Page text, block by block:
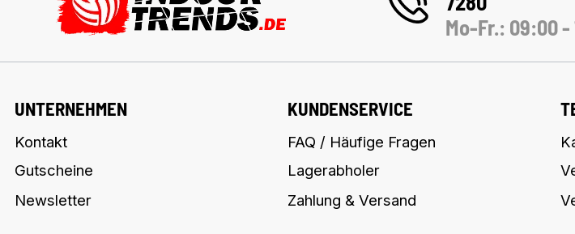
Mo-Fr.: 09:00 -
UNTERNEHMEN
Kontakt
Gutscheine
Newsletter
KUNDENSERVICE
FAQ / Häufige Fragen
Lagerabholer
Zahlung & Versand